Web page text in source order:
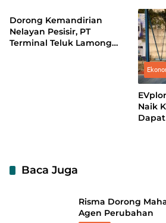
Dorong Kemandirian
Nelayan Pesisir, PT
Terminal Teluk Lamong
Naik
Baca Juga
Risma Dorong
Agen Perubahan